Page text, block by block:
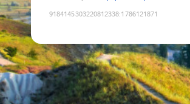
9184145303220812338:1786121871